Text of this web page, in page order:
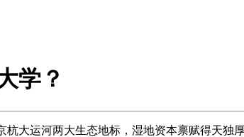
学？
运河两大生态地标，湿地资本禀赋得天独厚